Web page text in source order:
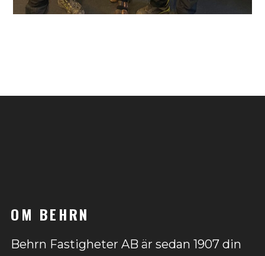
OM BEHRN
Behrn Fastigheter AB är sedan 1907 din